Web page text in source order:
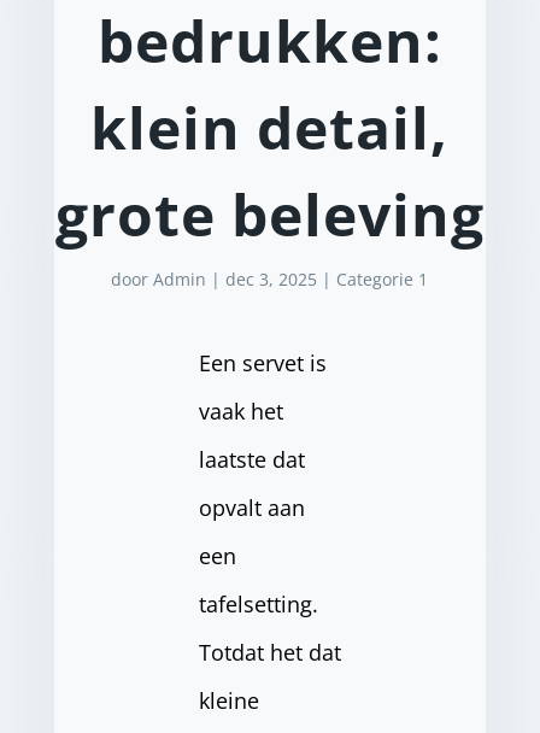
bedrukken:
klein detail,
grote beleving
doorAdmin | dec 3, 2025 | Categorie 1
Een servet is
vaak het
laatste dat
opvalt aan
een
tafelsetting.
Totdat het dat
kleine